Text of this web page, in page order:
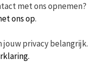
met ons opnemen?
ons op.
jouw privacy belangrijk.